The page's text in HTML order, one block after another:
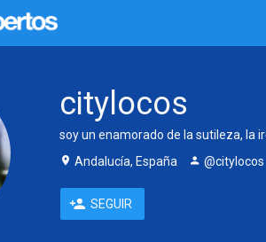
citylocos
soy un enamorado de la sutileza, la
Andalucía, España
@citylocos
SEGUIR